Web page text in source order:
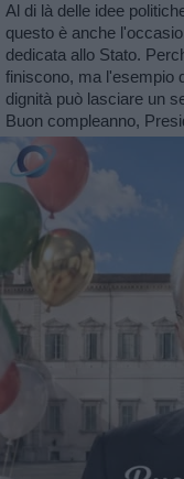
Al di là delle idee
questo è anche
dedicata allo Stato.
finiscono, ma l'esempio
dignità può lasciare un
Buon compleanno,